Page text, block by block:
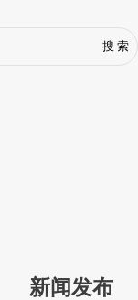
新闻发布